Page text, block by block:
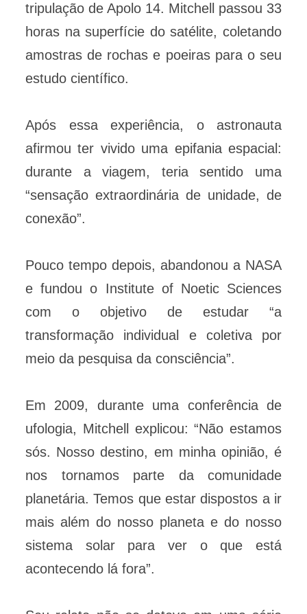
tripulação de Apolo 14. Mitchell passou 33
horas na superfície do satélite, coletando
amostras de rochas e poeiras para o seu
estudo científico.
Após essa experiência, o astronauta
afirmou ter vivido uma epifania espacial:
durante a viagem, teria sentido uma
“sensação extraordinária de unidade, de
conexão”.
Pouco tempo depois, abandonou a NASA
e fundou o Institute of Noetic Sciences
com o objetivo de estudar “a
transformação individual e coletiva por
meio da pesquisa da consciência”.
Em 2009, durante uma conferência de
ufologia, Mitchell explicou: “Não estamos
sós. Nosso destino, em minha opinião, é
nos tornamos parte da comunidade
planetária. Temos que estar dispostos a ir
mais além do nosso planeta e do nosso
sistema solar para ver o que está
acontecendo lá fora”.